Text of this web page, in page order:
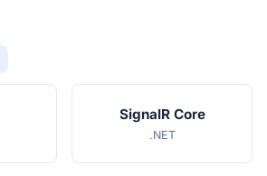
SignalR Core
.NET